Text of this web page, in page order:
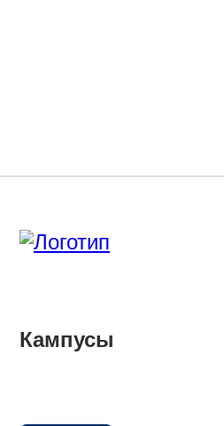
Кампусы